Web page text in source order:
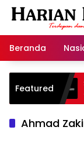
Langsung
Beranda
Featured
Jalan
Ahmad